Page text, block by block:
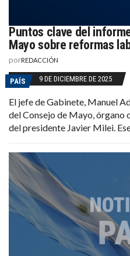
Puntos clave del
Mayo sobre reformas
porREDACCIÓN
PAÍS 9 DE DICIEMBRE DE 2025
El jefe de Gabinete, Manuel
del Consejo de Mayo,
del presidente Javier Milei.